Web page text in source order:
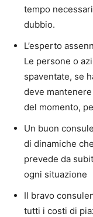
tempo
dubbio.
L’esperto
Le persone o
spaventate, se
deve
del momento,
Un buon
di dinamiche
prevede da
ogni situazione
Il bravo
tutti i costi di